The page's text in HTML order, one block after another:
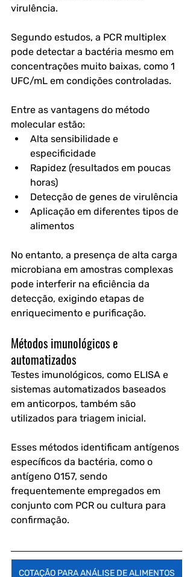
virulência.
Segundo estudos, a PCR multiplex
pode detectar a bactéria mesmo em
concentrações muito baixas, como 1
UFC/mL em condições controladas.
Entre as vantagens do método
molecular estão:
Alta sensibilidade e
especificidade
Rapidez (resultados em poucas
horas)
Detecção de genes de virulência
Aplicação em diferentes tipos de
alimentos
No entanto, a presença de alta carga
microbiana em amostras complexas
pode interferir na eficiência da
detecção, exigindo etapas de
enriquecimento e purificação.
Métodos imunológicos e
automatizados
Testes imunológicos, como ELISA e
sistemas automatizados baseados
em anticorpos, também são
utilizados para triagem inicial.
Esses métodos identificam antígenos
específicos da bactéria, como o
antígeno O157, sendo
frequentemente empregados em
conjunto com PCR ou cultura para
confirmação.
COTAÇÃO PARA ANÁLISE DE ALIMENTOS